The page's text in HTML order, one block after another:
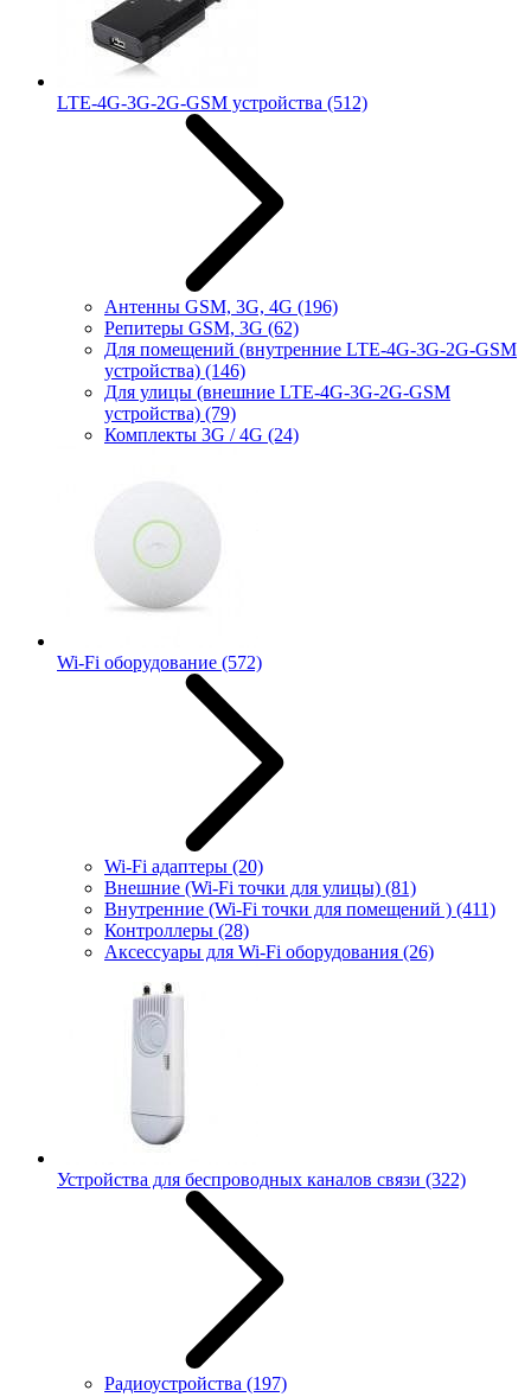
LTE-4G-3G-2G-GSM устройства (512)
Антенны GSM, 3G, 4G (196)
Репитеры GSM, 3G (62)
Для помещений (внутренние LTE-4G-3G-2G-GSM
устройства) (146)
Для улицы (внешние LTE-4G-3G-2G-GSM
устройства) (79)
Комплекты 3G / 4G (24)
Wi-Fi оборудование (572)
Wi-Fi адаптеры (20)
Внешние (Wi-Fi точки для улицы) (81)
Внутренние (Wi-Fi точки для помещений ) (411)
Контроллеры (28)
Аксессуары для Wi-Fi оборудования (26)
Устройства для беспроводных каналов связи (322)
Радиоустройства (197)